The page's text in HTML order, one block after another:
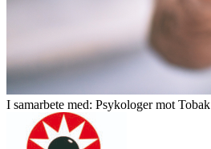
I samarbete med: Psykologer mot Tobak